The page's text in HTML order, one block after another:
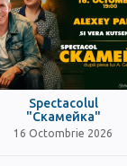
Spectacolul
"Скамейка"
16 Octombrie 2026